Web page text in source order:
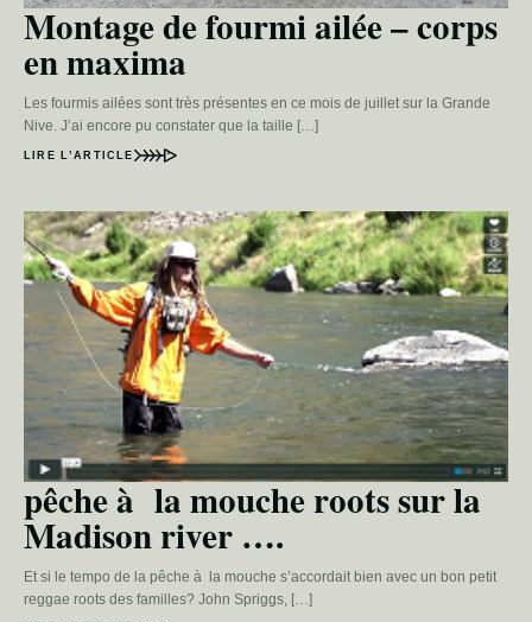
Montage de fourmi ailée – corps
en maxima
Les fourmis ailées sont très présentes en ce mois de juillet sur la Grande
Nive. J’ai encore pu constater que la taille […]
LIRE L’ARTICLE
pêche à la mouche roots sur la
Madison river ….
Et si le tempo de la pêche à la mouche s’accordait bien avec un bon petit
reggae roots des familles? John Spriggs, […]